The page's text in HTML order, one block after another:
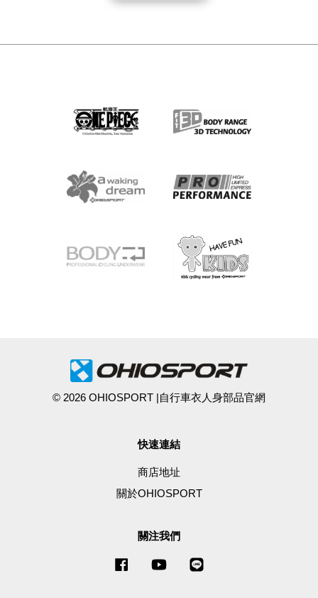
© 2026 OHIOSPORT |自行車衣人身部品官網
快速連結
商店地址
關於OHIOSPORT
關注我們
Facebook YouTube